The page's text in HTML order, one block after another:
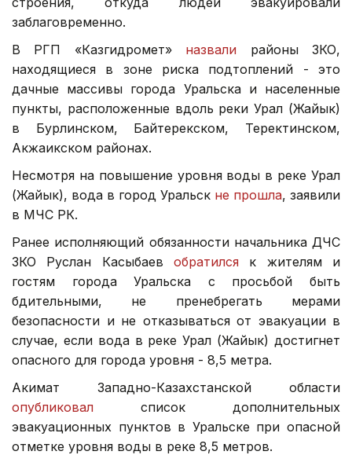
заблаговременно.
В РГП «Казгидромет» назвали районы ЗКО,
находящиеся в зоне риска подтоплений - это
дачные массивы города Уральска и населенные
пункты, расположенные вдоль реки Урал (Жайык)
в Бурлинском, Байтерекском, Теректинском,
Акжаикском районах.
Несмотря на повышение уровня воды в реке Урал
(Жайык), вода в город Уральск не прошла, заявили
в МЧС РК.
Ранее исполняющий обязанности начальника ДЧС
ЗКО Руслан Касыбаев обратился к жителям и
гостям города Уральска с просьбой быть
бдительными, не пренебрегать мерами
безопасности и не отказываться от эвакуации в
случае, если вода в реке Урал (Жайык) достигнет
опасного для города уровня - 8,5 метра.
Акимат Западно-Казахстанской области
опубликовал список дополнительных
эвакуационных пунктов в Уральске при опасной
отметке уровня воды в реке 8,5 метров.